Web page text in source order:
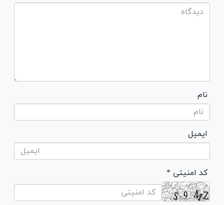
نام
ایمیل
* کد امنیتی